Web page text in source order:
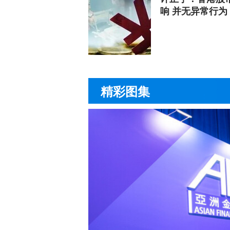
响 并无异常行为
精彩图集